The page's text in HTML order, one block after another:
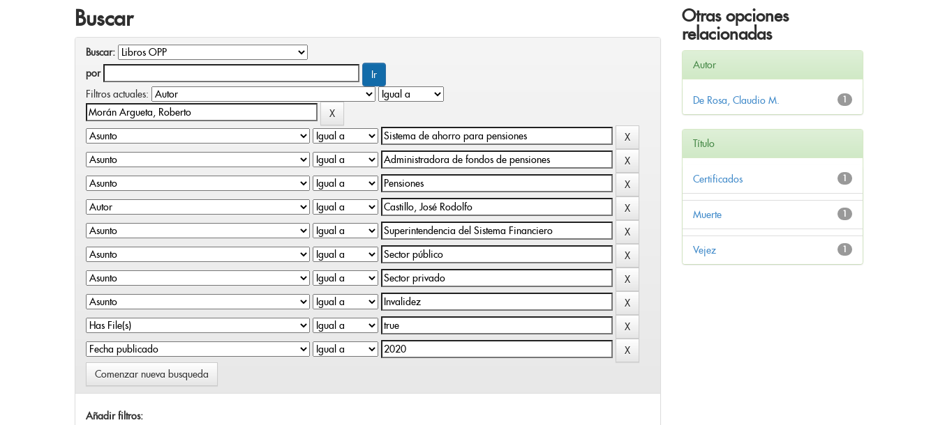
Buscar
Buscar:
por
Filtros actuales:
Comenzar nueva busqueda
Añadir filtros:
Otras opciones
relacionadas
Autor
1
De Rosa, Claudio M.
Título
1
Certificados
1
Muerte
1
Vejez